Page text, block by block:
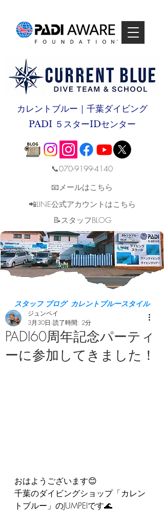
カレントブルー｜千葉ダイビング
PADI ５スターIDセンター
📞070-9199-4140
📧メールはこちら
📲LINE公式アカウントはこちら
​📝スタッフBLOG
スタッフ ブログ カレントブルースタイル
PADI60周年記念パーティ
ーに参加してきました！
ジュンペイ
3月30日 読了時間: 2分
おはようございます😊
千葉のダイビングショップ「カレン
トブルー」のJUMPEIです🌊